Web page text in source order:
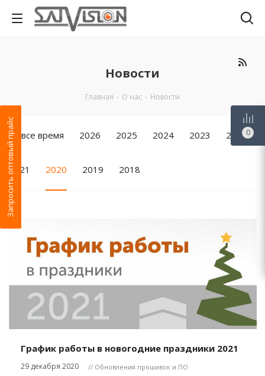
Новости
Главная - О нас - Новости
За все время 2026 2025 2024 2023 2022
2021 2020 2019 2018
График работы в новогодние праздники 2021
29 декабря 2020 // Обновления прошивок и ПО
Запросить оптовый прайс 0